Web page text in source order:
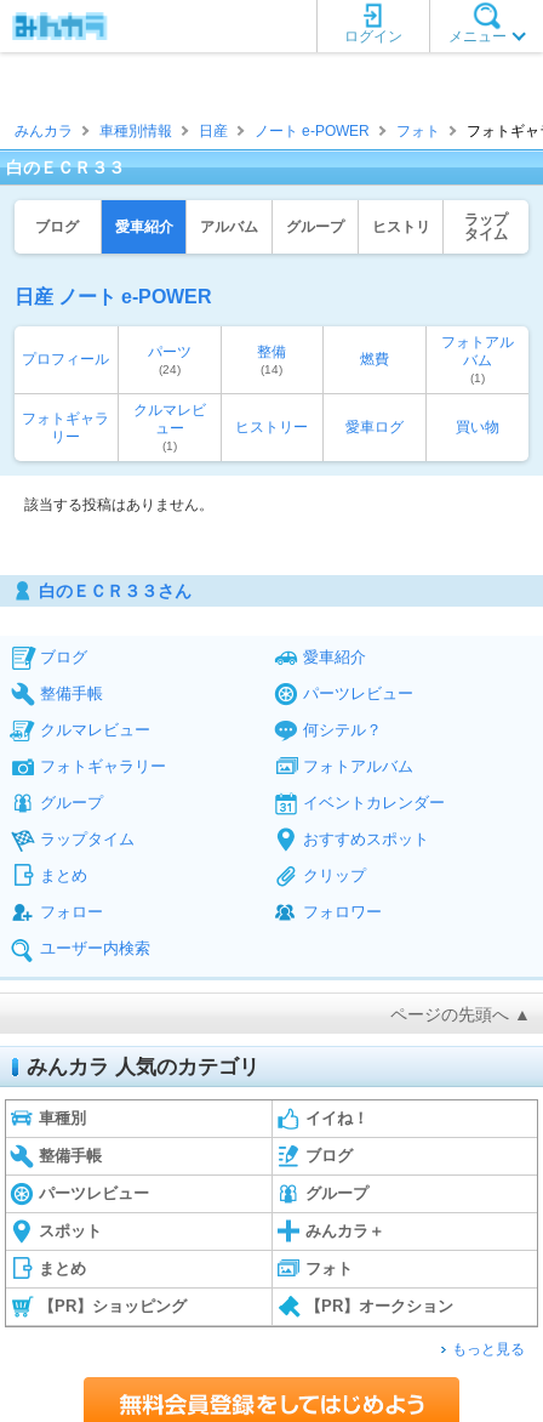
メニュー
ログイン
みんカラ 車種別情報 日産 ノート e-POWER フォト フォトギ
白のＥＣＲ３３
ブログ 愛車紹介 アルバム グループ ヒストリ
ラップ
タイム
日産 ノート e-POWER
プロフィール パーツ
(24)
整備
(14)
燃費
フォトアル
バム
(1)
フォトギャラ
リー
クルマレビ
ュー
(1)
ヒストリー 愛車ログ 買い物
該当する投稿はありません。
白のＥＣＲ３３さん
ブログ
愛車紹介
整備手帳
パーツレビュー
クルマレビュー
何シテル？
フォトギャラリー
フォトアルバム
グループ
イベントカレンダー
ラップタイム
おすすめスポット
まとめ
クリップ
フォロー
フォロワー
ユーザー内検索
ページの先頭へ ▲
みんカラ 人気のカテゴリ
車種別 イイね！
整備手帳 ブログ
パーツレビュー グループ
スポット みんカラ＋
まとめ フォト
【PR】ショッピング 【PR】オークション
もっと見る